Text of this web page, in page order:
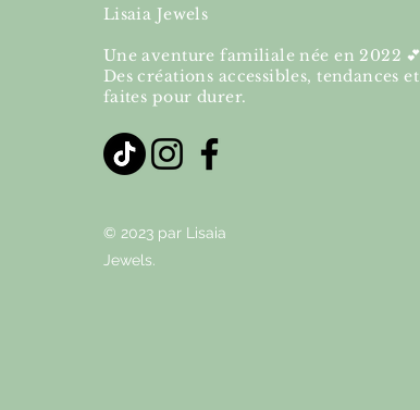
Lisaia Jewels
Une aventure familiale née en 2022 💕
Des créations accessibles, tendances et
faites pour durer.
© 2023 par Lisaia
Jewels.